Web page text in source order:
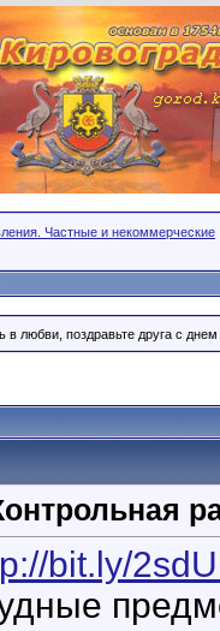
Частные и некоммерческие
в любви, поздравьте друга с
bit.ly/